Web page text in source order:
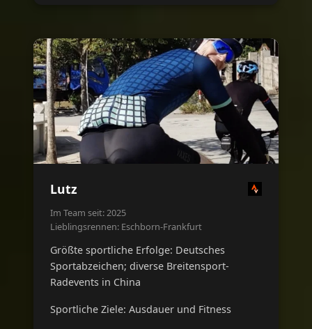
Lutz
Im Team seit: 2025
Lieblingsrennen: Eschborn-Frankfurt
Größte sportliche Erfolge: Deutsches
Sportabzeichen; diverse Breitensport-
Radevents in China
Sportliche Ziele: Ausdauer und Fitness